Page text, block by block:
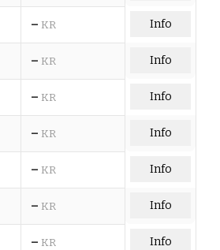
– KR Info
– KR Info
– KR Info
– KR Info
– KR Info
– KR Info
– KR Info